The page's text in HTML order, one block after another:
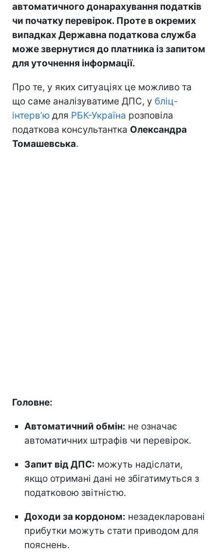
автоматичного донарахування податків
чи початку перевірок. Проте в окремих
випадках Державна податкова служба
може звернутися до платника із запитом
для уточнення інформації.
Про те, у яких ситуаціях це можливо та
що саме аналізуватиме ДПС, у бліц-
інтерв’ю для РБК-Україна розповіла
податкова консультантка Олександра
Томашевська.
Головне:
Автоматичний обмін: не означає
автоматичних штрафів чи перевірок.
Запит від ДПС: можуть надіслати,
якщо отримані дані не збігатимуться з
податковою звітністю.
Доходи за кордоном: незадекларовані
прибутки можуть стати приводом для
пояснень.